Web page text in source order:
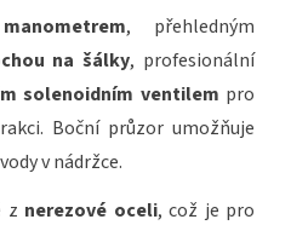
manometrem, přehledným
na šálky, profesionální
solenoidním ventilem pro
Boční průzor umožňuje
v nádržce.
z nerezové oceli, což je pro